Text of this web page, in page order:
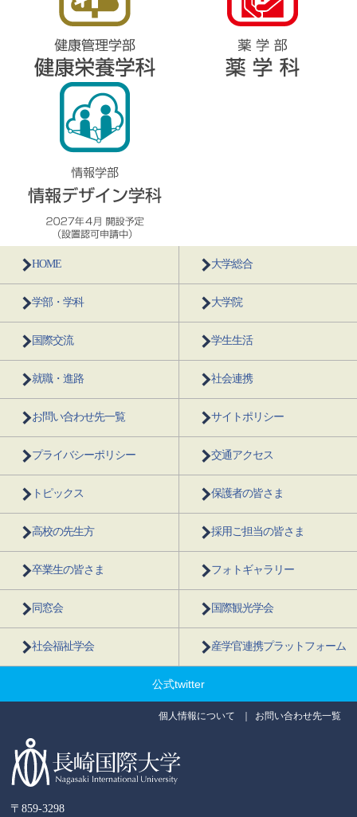
HOME 大学総合
学部・学科 大学院
国際交流 学生生活
就職・進路 社会連携
お問い合わせ先一覧 サイトポリシー
プライバシーポリシー 交通アクセス
トピックス 保護者の皆さま
高校の先生方 採用ご担当の皆さま
卒業生の皆さま フォトギャラリー
同窓会 国際観光学会
社会福祉学会 産学官連携プラットフォーム
公式twitter
〒859-3298
個人情報について お問い合わせ先一覧